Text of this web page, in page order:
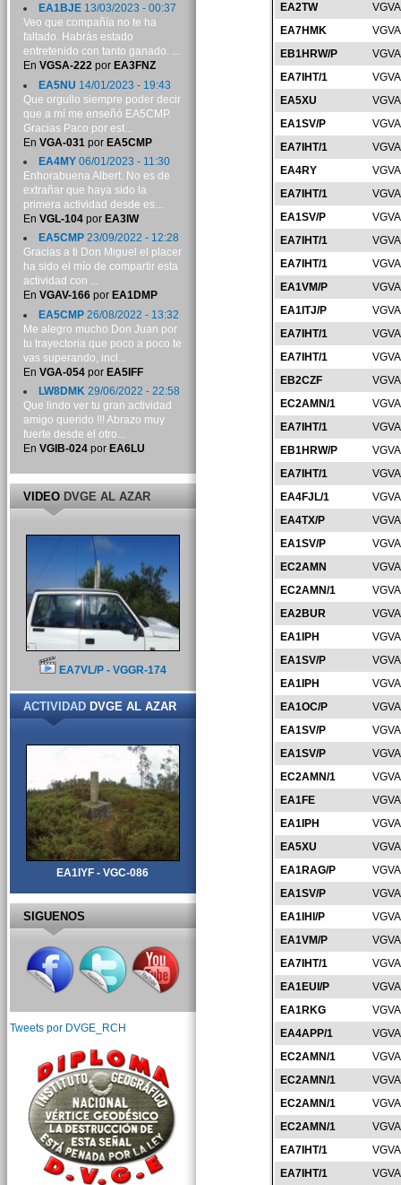
EA2TW
EA7HMK
EB1HRW/P
EA7IHT/1
EA5XU
EA1SV/P
EA7IHT/1
EA4RY
EA7IHT/1
EA1SV/P
EA7IHT/1
EA7IHT/1
EA1VM/P
EA1ITJ/P
EA7IHT/1
EA7IHT/1
EB2CZF
EC2AMN/1
EA7IHT/1
EB1HRW/P
EA7IHT/1
EA4FJL/1
EA4TX/P
EA1SV/P
EC2AMN
EC2AMN/1
EA2BUR
EA1IPH
EA1SV/P
EA1IPH
EA1OC/P
EA1SV/P
EA1SV/P
EC2AMN/1
EA1FE
EA1IPH
EA5XU
EA1RAG/P
EA1SV/P
EA1IHI/P
EA1VM/P
EA7IHT/1
EA1EUI/P
EA1RKG
EA4APP/1
EC2AMN/1
EC2AMN/1
EC2AMN/1
EC2AMN/1
EA7IHT/1
EA7IHT/1
EA1BJE13/03/2023 - 00:37
Veo que compañía no te ha
faltado. Habrás estado
entretenido con tanto ganado. ...
En VGSA-222por EA3FNZ
EA5NU 14/01/2023 - 19:43
Que orgullo siempre poder decir
que a mí me enseñó EA5CMP.
Gracias Paco por est...
En VGA-031 por EA5CMP
EA4MY06/01/2023 - 11:30
Enhorabuena Albert. No es de
extrañar que haya sido la
primera actividad desde es...
En VGL-104por EA3IW
EA5CMP23/09/2022 - 12:28
Gracias a ti Don Miguel el placer
ha sido el mío de compartir esta
actividad con ...
En VGAV-166por EA1DMP
EA5CMP26/08/2022 - 13:32
Me alegro mucho Don Juan por
tu trayectoria que poco a poco te
vas superando, incl...
En VGA-054por EA5IFF
LW8DMK29/06/2022 - 22:58
Que lindo ver tu gran actividad
amigo querido !!! Abrazo muy
fuerte desde el otro...
En VGIB-024por EA6LU
VIDEODVGE AL AZAR
EA7VL/P - VGGR-174
ACTIVIDADDVGE AL AZAR
EA1IYF - VGC-086
SIGUENOS
Tweets por DVGE_RCH